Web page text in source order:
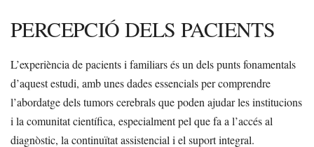
PERCEPCIÓ DELS PACIENTS
L’experiència de pacients i familiars és un dels punts fonamentals
d’aquest estudi, amb unes dades essencials per comprendre
l’abordatge dels tumors cerebrals que poden ajudar les institucions
i la comunitat científica, especialment pel que fa a l’accés al
diagnòstic, la continuïtat assistencial i el suport integral.